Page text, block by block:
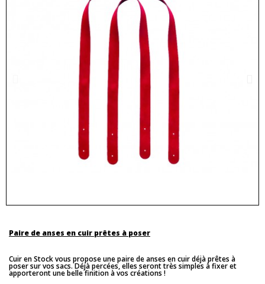
Paire de anses en cuir prêtes à poser
Cuir en Stock vous propose une paire de anses en cuir déjà prêtes à
poser sur vos sacs. Déjà percées, elles seront très simples à fixer et
apporteront une belle finition à vos créations !